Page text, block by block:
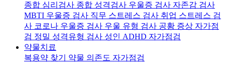
종합 심리검사 종합 성격검사 우울증 검사 자존감 검사
MBTI 우울증 검사 직무 스트레스 검사 취업 스트레스 검
사 코로나 우울증 검사 우울 유형 검사 공황 증상 자가점
검 정밀 성격유형 검사 성인 ADHD 자가점검
약물치료
복용약 찾기 약물 의존도 자가점검